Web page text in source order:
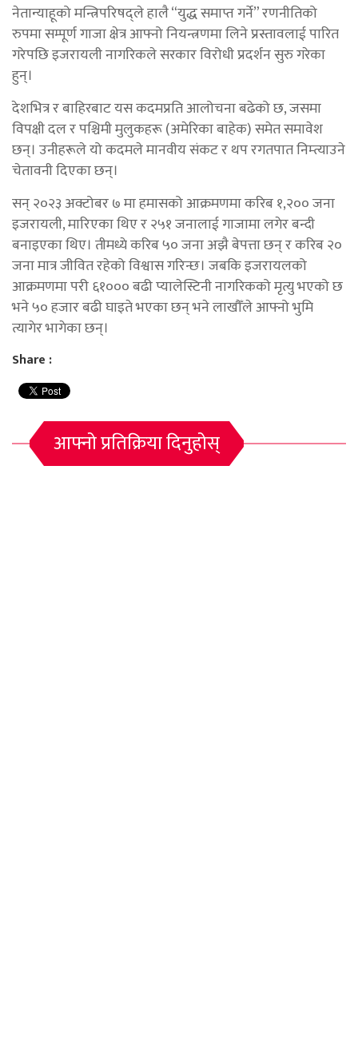
नेतान्याहूको मन्त्रिपरिषद्ले हालै “युद्ध समाप्त गर्ने” रणनीतिको
रुपमा सम्पूर्ण गाजा क्षेत्र आफ्नो नियन्त्रणमा लिने प्रस्तावलाई पारित
गरेपछि इजरायली नागरिकले सरकार विरोधी प्रदर्शन सुरु गरेका
हुन्।
देशभित्र र बाहिरबाट यस कदमप्रति आलोचना बढेको छ, जसमा
विपक्षी दल र पश्चिमी मुलुकहरू (अमेरिका बाहेक) समेत समावेश
छन्। उनीहरूले यो कदमले मानवीय संकट र थप रगतपात निम्त्याउने
चेतावनी दिएका छन्।
सन् २०२३ अक्टोबर ७ मा हमासको आक्रमणमा करिब १,२०० जना
इजरायली, मारिएका थिए र २५१ जनालाई गाजामा लगेर बन्दी
बनाइएका थिए। तीमध्ये करिब ५० जना अझै बेपत्ता छन् र करिब २०
जना मात्र जीवित रहेको विश्वास गरिन्छ। जबकि इजरायलको
आक्रमणमा परी ६१००० बढी प्यालेस्टिनी नागरिकको मृत्यु भएको छ
भने ५० हजार बढी घाइते भएका छन् भने लाखौँले आफ्नो भुमि
त्यागेर भागेका छन्।
Share :
आफ्नो प्रतिक्रिया दिनुहोस्